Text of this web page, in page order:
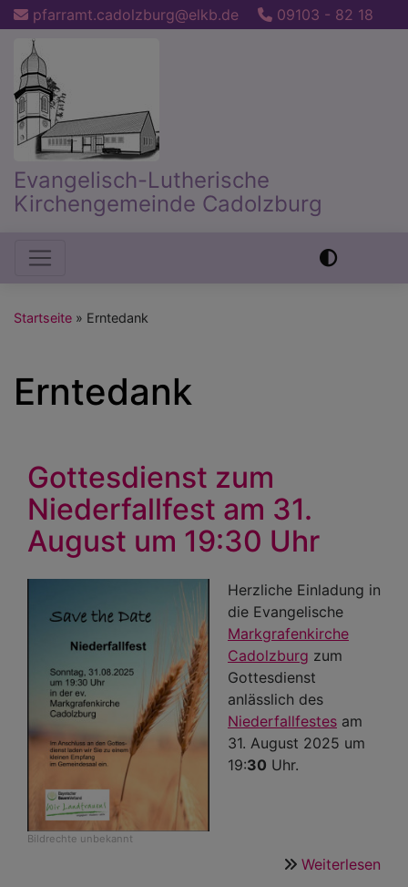
Direkt
zum
Inhalt
pfarramt.cadolzburg@elkb.de 09103 - 82 18
Evangelisch-Lutherische
Kirchengemeinde Cadolzburg
Hauptnavigation
Startseite Erntedank
Erntedank
Gottesdienst zum
Niederfallfest am 31.
August um 19:30 Uhr
Bildrechte unbekannt
Herzliche Einladung in
die Evangelische
Markgrafenkirche
Cadolzburg zum
Gottesdienst
anlässlich des
Niederfallfestes am
31. August 2025 um
19:30 Uhr.
Weiterlesen